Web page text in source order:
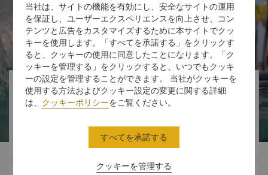
 
 
ダイニング

体験

当社は、サイトの機能を有効にし、安全なサイトの運用
を保証し、ユーザーエクスペリエンスを向上させ、コン
テンツと広告をカスタマイズするために本サイトでクッ
キーを使用します。「すべてを承諾する」をクリックす
ると、クッキーの使用に同意したことになります。「ク
ッキーを管理する」をクリックすると、いつでもクッキ
ーの設定を管理することができます。 当社がクッキーを
使用する方法およびクッキー設定の変更に関する詳細
は、 クッキーポリシーをご覧ください。
クッキーを管理する
すべてを承諾する